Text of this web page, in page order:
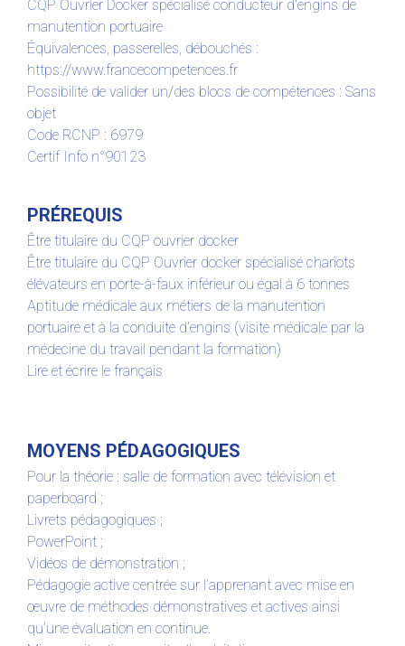
CQP Ouvrier Docker spécialisé conducteur d'engins de
manutention portuaire
Équivalences, passerelles, débouchés :
https://www.francecompetences.fr
Possibilité de valider un/des blocs de compétences : Sans
objet
Code RCNP : 6979
Certif Info n°90123
PRÉREQUIS
Être titulaire du CQP ouvrier docker
Être titulaire du CQP Ouvrier docker spécialisé chariots
élévateurs en porte-à-faux inférieur ou égal à 6 tonnes
Aptitude médicale aux métiers de la manutention
portuaire et à la conduite d’engins (visite médicale par la
médecine du travail pendant la formation)
Lire et écrire le français
MOYENS PÉDAGOGIQUES
Pour la théorie : salle de formation avec télévision et
paperboard ;
Livrets pédagogiques ;
PowerPoint ;
Vidéos de démonstration ;
Pédagogie active centrée sur l’apprenant avec mise en
œuvre de méthodes démonstratives et actives ainsi
qu’une évaluation en continue.